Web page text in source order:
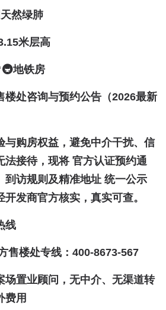
然绿肺
米层高
🚇地铁房
楼处咨询与预约公告（2026最新
与购房权益，避免中介干扰、信
法接待，现将 官方认证预约通
到访规则及精准地址 统一公示
发商官方核实，真实可查。
线
售楼处专线：400-8673-567
场置业顾问，无中介、无渠道转
费用